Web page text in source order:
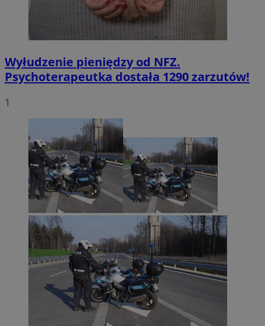
Wyłudzenie pieniędzy od NFZ.
Psychoterapeutka dostała 1290 zarzutów!
1